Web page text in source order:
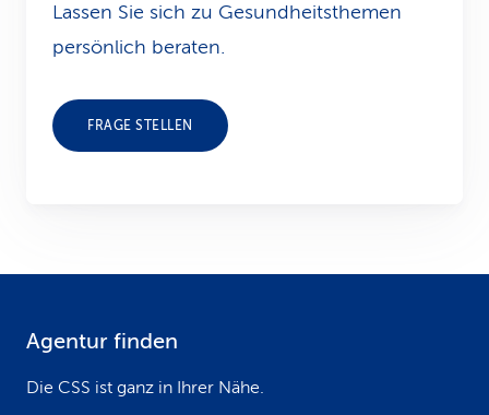
Lassen Sie sich zu Gesundheits­themen
persönlich beraten.
FRAGE STELLEN
Agentur finden
Die CSS ist ganz in Ihrer Nähe.